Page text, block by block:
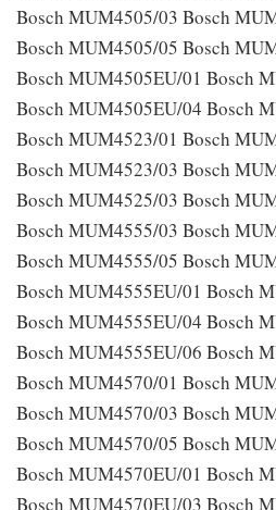
Bosch MUM4505/03 Bosch
Bosch MUM4505/05 Bosch
Bosch MUM4505EU/01 Bosch
Bosch MUM4505EU/04 Bosch
Bosch MUM4523/01 Bosch
Bosch MUM4523/03 Bosch
Bosch MUM4525/03 Bosch
Bosch MUM4555/03 Bosch
Bosch MUM4555/05 Bosch
Bosch MUM4555EU/01 Bosch
Bosch MUM4555EU/04 Bosch
Bosch MUM4555EU/06 Bosch
Bosch MUM4570/01 Bosch
Bosch MUM4570/03 Bosch
Bosch MUM4570/05 Bosch
Bosch MUM4570EU/01 Bosch
Bosch MUM4570EU/03 Bosch